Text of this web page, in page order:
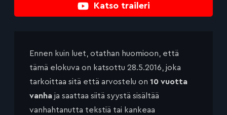
Katso traileri
Ennen kuin luet, otathan huomioon, että
tämä elokuva on katsottu 28.5.2016, joka
tarkoittaa sitä että arvostelu on 10 vuotta
vanha ja saattaa siitä syystä sisältää
vanhahtanutta tekstiä tai kankeaa